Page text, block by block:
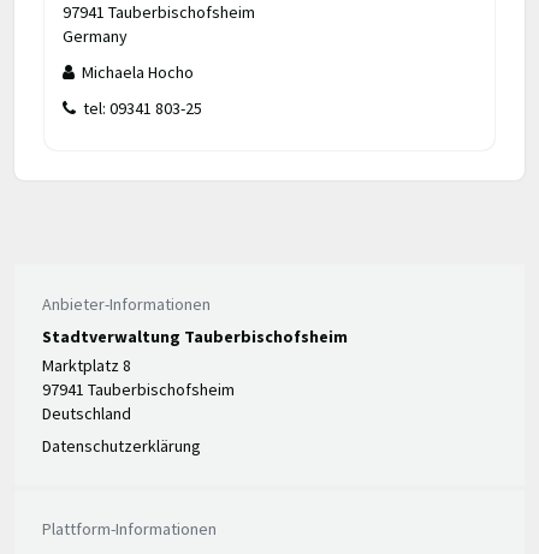
97941 Tauberbischofsheim
Germany
Michaela Hocho
tel: 09341 803-25
Anbieter-Informationen
Stadtverwaltung Tauberbischofsheim
Marktplatz 8
97941 Tauberbischofsheim
Deutschland
Datenschutzerklärung
Plattform-Informationen